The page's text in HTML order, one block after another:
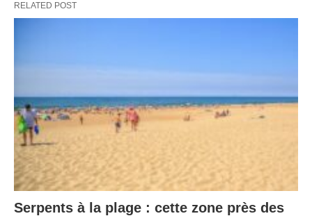
RELATED POST
Serpents à la plage : cette zone près des